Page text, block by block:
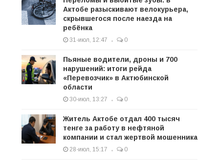
Актобе разыскивают велокурьера,
скрывшегося после наезда на
ребёнка
31-июл, 12:47 0
Пьяные водители, дроны и 700
нарушений: итоги рейда
«Перевозчик» в Актюбинской
области
30-июл, 13:27 0
Житель Актобе отдал 400 тысяч
тенге за работу в нефтяной
компании и стал жертвой мошенника
28-июл, 15:17 0